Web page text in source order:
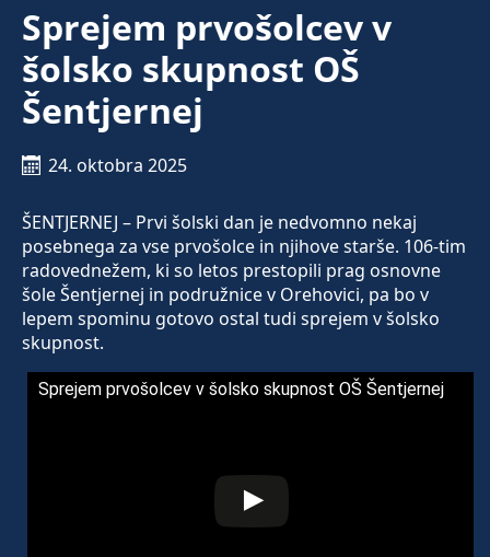
Sprejem prvošolcev v
šolsko skupnost OŠ
Šentjernej
24. oktobra 2025
ŠENTJERNEJ – Prvi šolski dan je nedvomno nekaj
posebnega za vse prvošolce in njihove starše. 106-tim
radovednežem, ki so letos prestopili prag osnovne
šole Šentjernej in podružnice v Orehovici, pa bo v
lepem spominu gotovo ostal tudi sprejem v šolsko
skupnost.
Sprejem prvošolcev v šolsko skupnost OŠ Šentjernej